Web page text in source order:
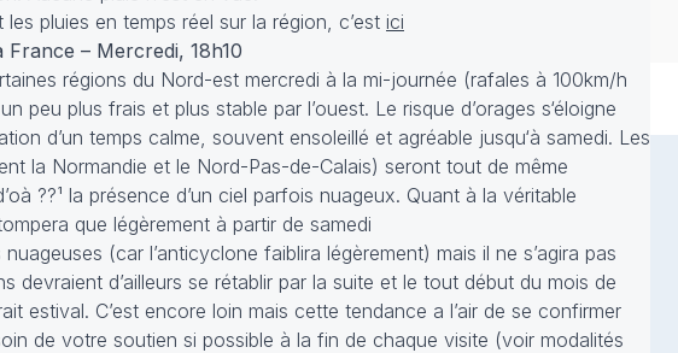
les pluies en temps réel sur la région, c’est ici
France – Mercredi, 18h10
régions du Nord-est mercredi à la mi-journée (rafales à 100km/h
peu plus frais et plus stable par l’ouest. Le risque d’orages s‘éloigne
d’un temps calme, souvent ensoleillé et agréable jusqu‘à samedi. Les
la Normandie et le Nord-Pas-de-Calais) seront tout de même
??¹ la présence d’un ciel parfois nuageux. Quant à la véritable
que légèrement à partir de samedi
(car l’anticyclone faiblira légèrement) mais il ne s’agira pas
devraient d’ailleurs se rétablir par la suite et le tout début du mois de
estival. C’est encore loin mais cette tendance a l’air de se confirmer
de votre soutien si possible à la fin de chaque visite (voir modalités